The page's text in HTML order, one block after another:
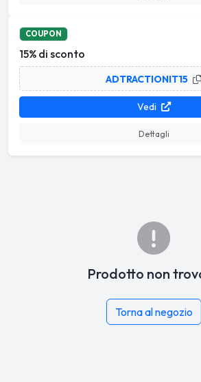
COUPON
15% di sconto
ADTRACTIONIT15
Vedi
Dettagli
Prodotto non
Torna al negozio